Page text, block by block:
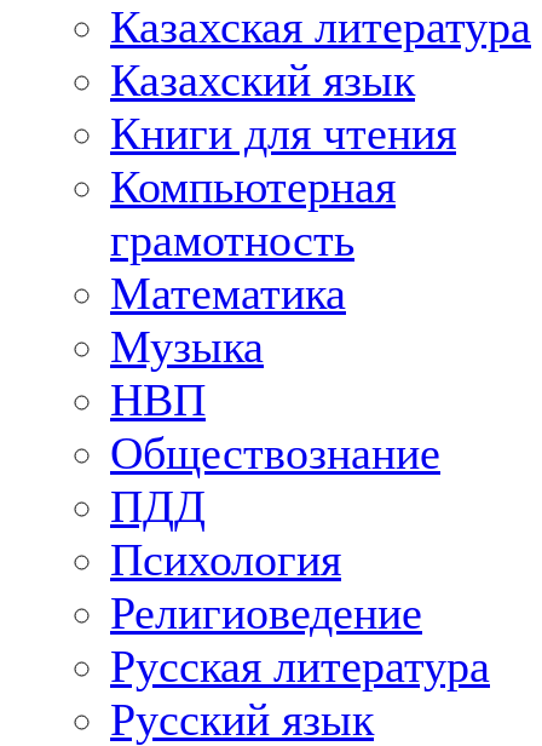
Казахская литература
Казахский язык
Книги для чтения
Компьютерная
грамотность
Математика
Музыка
НВП
Обществознание
ПДД
Психология
Религиоведение
Русская литература
Русский язык